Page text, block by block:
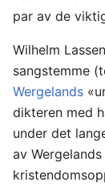
par av de
Wilhelm
sangstemme
Wergelands
dikteren med
under det
av